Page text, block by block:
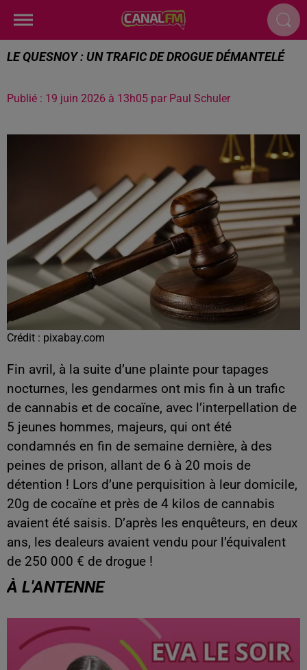
LE QUESNOY : UN TRAFIC DE DROGUE DÉMANTELÉ
Publié : 19 juin 2026 à 13h05 par Paul Schuler
Crédit : pixabay.com
Fin avril, à la suite d’une plainte pour tapages
nocturnes, les gendarmes ont mis fin à un trafic
de cannabis et de cocaïne, avec l’interpellation de
5 jeunes hommes, majeurs, qui ont été
condamnés en fin de semaine dernière, à des
peines de prison, allant de 6 à 20 mois de
détention ! Lors d’une perquisition à leur domicile,
20g de cocaïne et près de 4 kilos de cannabis
avaient été saisis. D’après les enquêteurs, en deux
ans, les dealeurs avaient vendu pour l’équivalent
de 250 000 € de drogue !
À L'ANTENNE